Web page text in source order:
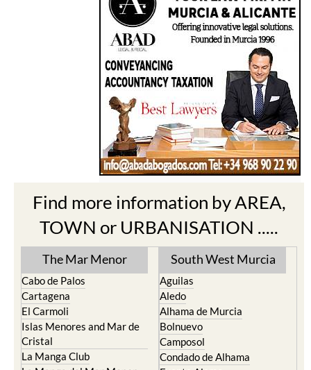
Find more information by AREA,
TOWN or URBANISATION .....
The Mar Menor
Cabo de Palos
Cartagena
El Carmoli
Islas Menores and Mar de
Cristal
La Manga Club
South West Murcia
Aguilas
Aledo
Alhama de Murcia
Bolnuevo
Camposol
Condado de Alhama